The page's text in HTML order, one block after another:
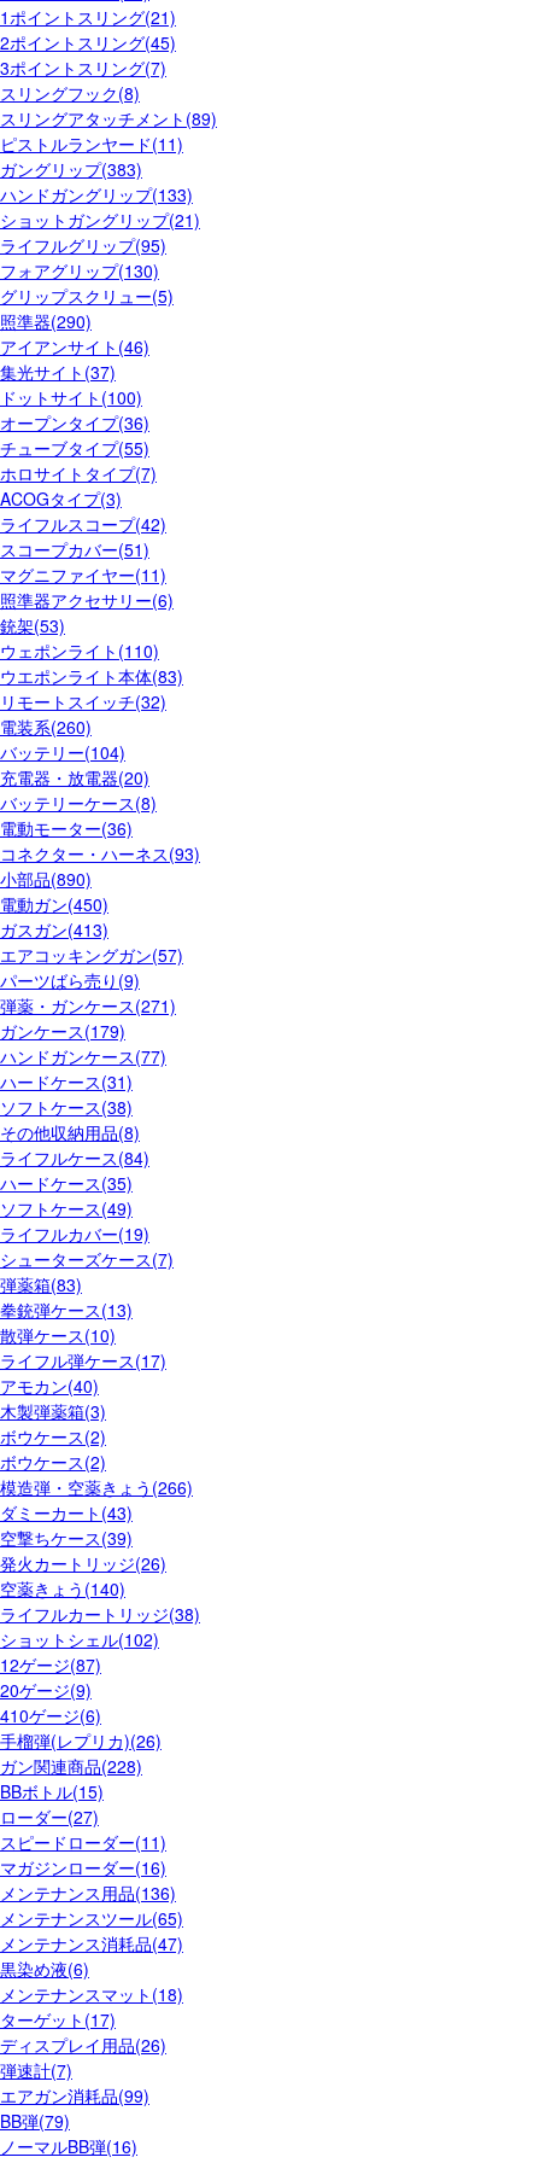
1ポイントスリング(21)
2ポイントスリング(45)
3ポイントスリング(7)
スリングフック(8)
スリングアタッチメント(89)
ピストルランヤード(11)
ガングリップ(383)
ハンドガングリップ(133)
ショットガングリップ(21)
ライフルグリップ(95)
フォアグリップ(130)
グリップスクリュー(5)
照準器(290)
アイアンサイト(46)
集光サイト(37)
ドットサイト(100)
オープンタイプ(36)
チューブタイプ(55)
ホロサイトタイプ(7)
ACOGタイプ(3)
ライフルスコープ(42)
スコープカバー(51)
マグニファイヤー(11)
照準器アクセサリー(6)
銃架(53)
ウェポンライト(110)
ウエポンライト本体(83)
リモートスイッチ(32)
電装系(260)
バッテリー(104)
充電器・放電器(20)
バッテリーケース(8)
電動モーター(36)
コネクター・ハーネス(93)
小部品(890)
電動ガン(450)
ガスガン(413)
エアコッキングガン(57)
パーツばら売り(9)
弾薬・ガンケース(271)
ガンケース(179)
ハンドガンケース(77)
ハードケース(31)
ソフトケース(38)
その他収納用品(8)
ライフルケース(84)
ハードケース(35)
ソフトケース(49)
ライフルカバー(19)
シューターズケース(7)
弾薬箱(83)
拳銃弾ケース(13)
散弾ケース(10)
ライフル弾ケース(17)
アモカン(40)
木製弾薬箱(3)
ボウケース(2)
ボウケース(2)
模造弾・空薬きょう(266)
ダミーカート(43)
空撃ちケース(39)
発火カートリッジ(26)
空薬きょう(140)
ライフルカートリッジ(38)
ショットシェル(102)
12ゲージ(87)
20ゲージ(9)
410ゲージ(6)
手榴弾(レプリカ)(26)
ガン関連商品(228)
BBボトル(15)
ローダー(27)
スピードローダー(11)
マガジンローダー(16)
メンテナンス用品(136)
メンテナンスツール(65)
メンテナンス消耗品(47)
黒染め液(6)
メンテナンスマット(18)
ターゲット(17)
ディスプレイ用品(26)
弾速計(7)
エアガン消耗品(99)
BB弾(79)
ノーマルBB弾(16)